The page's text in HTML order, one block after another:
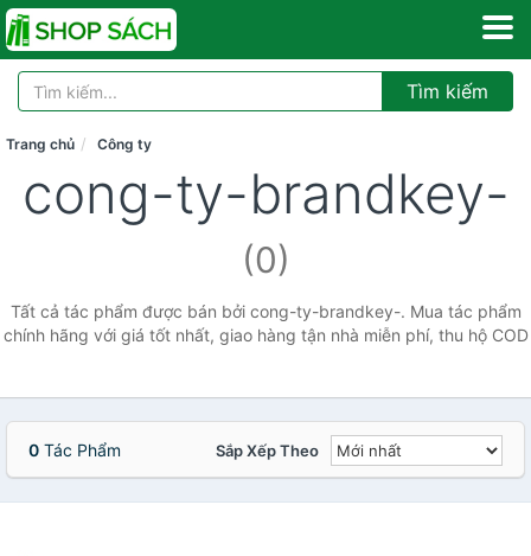
Tìm kiếm
Trang chủ Công ty
cong-ty-brandkey-
(0)
Tất cả tác phẩm được bán bởi cong-ty-brandkey-. Mua tác phẩm
chính hãng với giá tốt nhất, giao hàng tận nhà miễn phí, thu hộ COD
0 Tác Phẩm Sắp Xếp Theo